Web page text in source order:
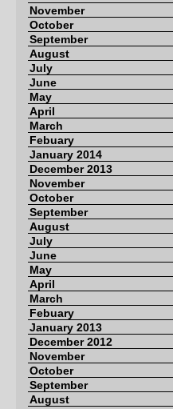
November
October
September
August
July
June
May
April
March
Febuary
January 2014
December 2013
November
October
September
August
July
June
May
April
March
Febuary
January 2013
December 2012
November
October
September
August